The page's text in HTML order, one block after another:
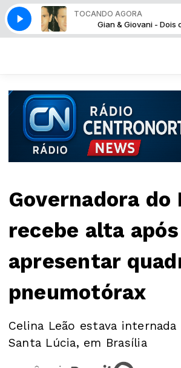
TOCANDO AGORA
corações Gian & Giovani - Dois
Governadora do
recebe alta após
apresentar
pneumotórax
Celina Leão estava
Santa Lúcia, em Brasília